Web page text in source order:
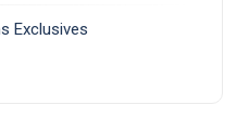
Exclusives